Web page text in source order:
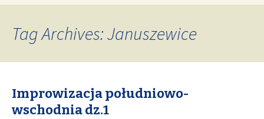
Tag Archives: Januszewice
Improwizacja południowo-
wschodnia dz.1